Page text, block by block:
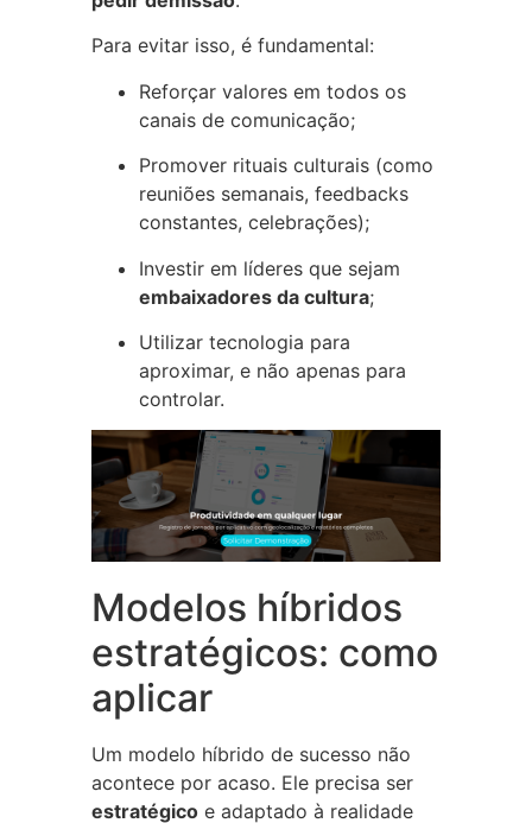
Para evitar isso, é fundamental:
Reforçar valores em todos os
canais de comunicação;
Promover rituais culturais (como
reuniões semanais, feedbacks
constantes, celebrações);
Investir em líderes que sejam
embaixadores da cultura;
Utilizar tecnologia para
aproximar, e não apenas para
controlar.
Modelos híbridos
estratégicos: como
aplicar
Um modelo híbrido de sucesso não
acontece por acaso. Ele precisa ser
estratégicoe adaptado à realidade